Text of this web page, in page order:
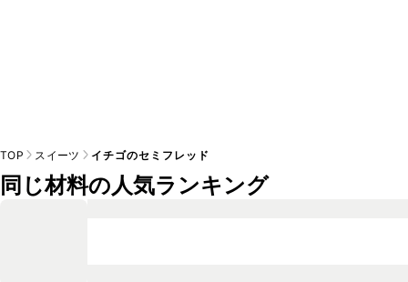
TOP スイーツ イチゴのセミフレッド
同じ材料の人気ランキング